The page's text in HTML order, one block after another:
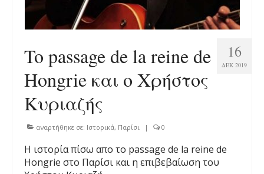
16
ΔΕΚ 2019
To passage de la reine de
Hongrie και ο Χρήστος
Κυριαζής
αναρτήθηκε σε: Ιστορικά, Παρίσι | 0
H ιστορία πίσω απο τo passage de la reine de
Hongrie στο Παρίσι και η επιβεβαίωση του